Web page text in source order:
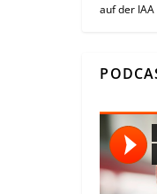
auf der IAA